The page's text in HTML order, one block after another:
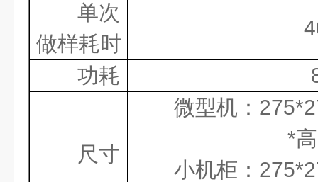
单次
做样耗时
功耗
尺寸
微型机：
*
小机柜：